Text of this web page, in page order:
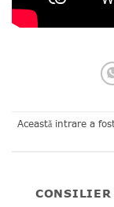
Această intrare a